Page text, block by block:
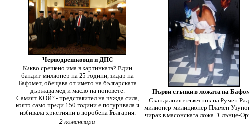
Чернодрешковци и ДПС
Какво срешено има в картинката? Един
бандит-милионер на 25 години, зидар на
Бафомет, обещава от името на българската
държава мед и масло на поповете.
Самият КОЙ? - представител на чужда сила,
която само преди 150 години е потурчвала и
избивала християни в поробена България.
2 коментара
Първи стъпки в ложата на
Скандалният съветник на Румен
милионер-милиционер Пламен
чирак в масонската ложа "Слънце-